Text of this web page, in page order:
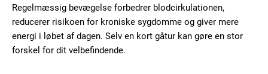
Regelmæssig bevægelse forbedrer blodcirkulationen,
reducerer risikoen for kroniske sygdomme og giver mere
energi i løbet af dagen. Selv en kort gåtur kan gøre en stor
forskel for dit velbefindende.